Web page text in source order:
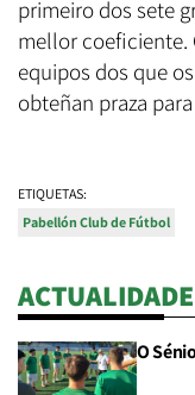
primeiro dos sete
mellor coeficiente.
equipos dos que
obteñan praza
ETIQUETAS:
Pabellón Club de Fútbol
ACTUALIDADE
O